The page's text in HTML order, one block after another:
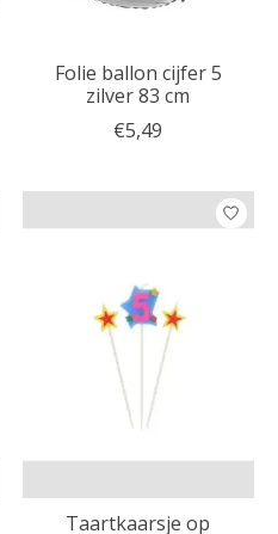
Folie ballon cijfer 5
zilver 83 cm
€5,49
Taartkaarsje op